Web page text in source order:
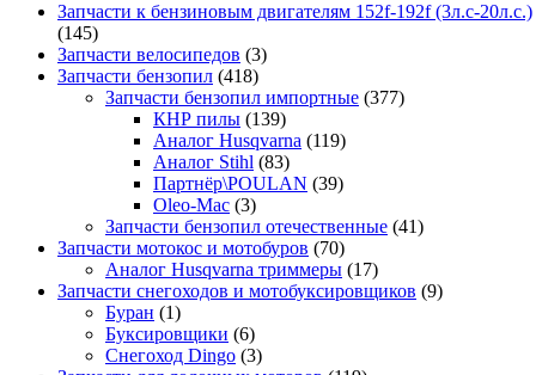
Запчасти к бензиновым двигателям 152f-192f (3л.с-20л.с.)
(145)
Запчасти велосипедов (3)
Запчасти бензопил (418)
Запчасти бензопил импортные (377)
КНР пилы (139)
Аналог Husqvarna (119)
Аналог Stihl (83)
Партнёр\POULAN (39)
Oleo-Mac (3)
Запчасти бензопил отечественные (41)
Запчасти мотокос и мотобуров (70)
Аналог Husqvarna триммеры (17)
Запчасти снегоходов и мотобуксировщиков (9)
Буран (1)
Буксировщики (6)
Снегоход Dingo (3)